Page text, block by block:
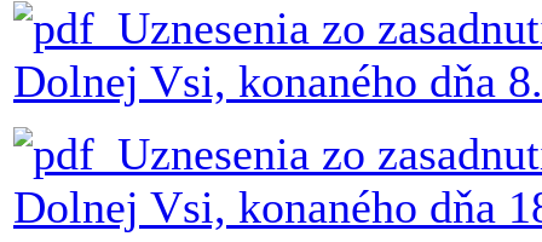
Uznesenia zo
Dolnej Vsi, konaného dňa
Uznesenia zo
Dolnej Vsi, konaného dňa